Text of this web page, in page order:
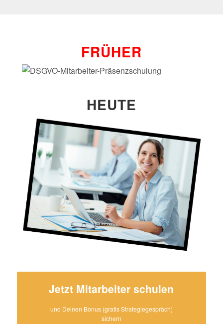
FRÜHER
HEUTE
Jetzt Mitarbeiter schulen
und Deinen Bonus (gratis Strategiegespräch)
sichern